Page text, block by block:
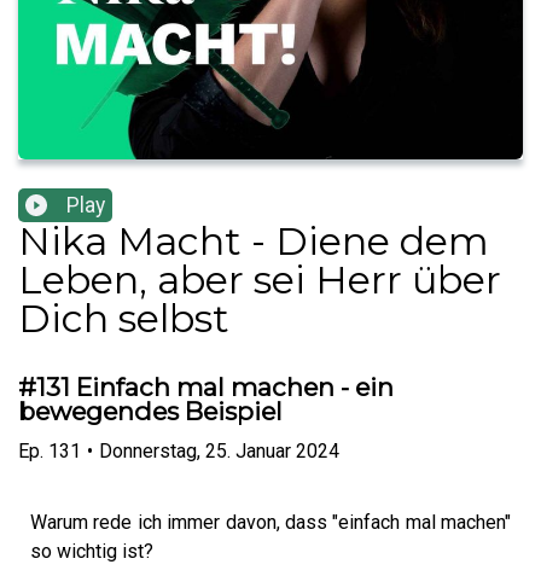
Play
Nika Macht - Diene dem
Leben, aber sei Herr über
Dich selbst
#131 Einfach mal machen - ein
bewegendes Beispiel
Ep. 131 • Donnerstag, 25. Januar 2024
Warum rede ich immer davon, dass "einfach mal machen"
so wichtig ist?